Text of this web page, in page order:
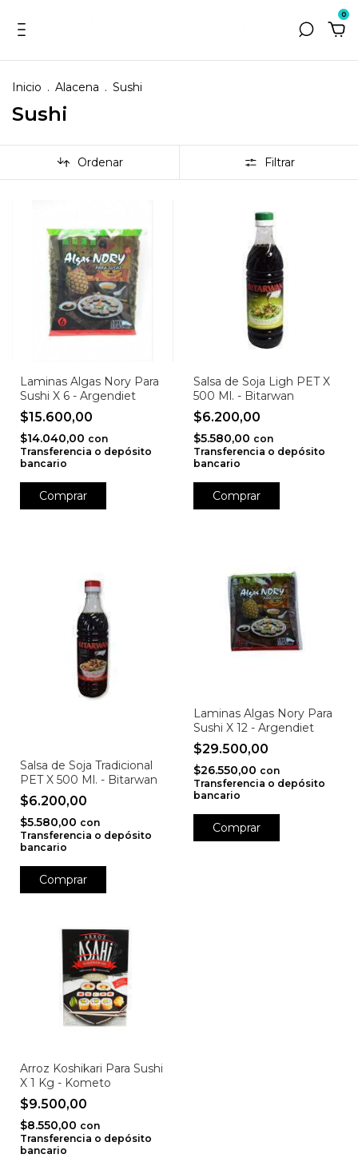
0
Inicio . Alacena . Sushi
Sushi
Ordenar Filtrar
Laminas Algas Nory Para
Sushi X 6 - Argendiet
$15.600,00
$14.040,00 con
Transferencia o depósito
bancario
Salsa de Soja Ligh PET X
500 Ml. - Bitarwan
$6.200,00
$5.580,00 con
Transferencia o depósito
bancario
Salsa de Soja Tradicional
PET X 500 Ml. - Bitarwan
$6.200,00
$5.580,00 con
Transferencia o depósito
bancario
Laminas Algas Nory Para
Sushi X 12 - Argendiet
$29.500,00
$26.550,00 con
Transferencia o depósito
bancario
Arroz Koshikari Para Sushi
X 1 Kg - Kometo
$9.500,00
$8.550,00 con
Transferencia o depósito
bancario